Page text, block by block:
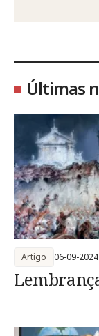
Últimas
Artigo 06-09-2024